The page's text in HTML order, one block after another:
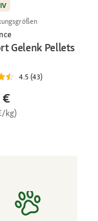
Gelenk Pellets
4.5 (43)
€
kg)